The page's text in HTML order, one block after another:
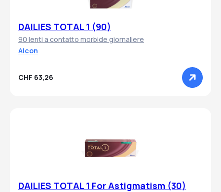
DAILIES TOTAL 1 (90)
90 lenti a contatto morbide giornaliere
Alcon
CHF 63,26
DAILIES TOTAL 1 For Astigmatism (30)